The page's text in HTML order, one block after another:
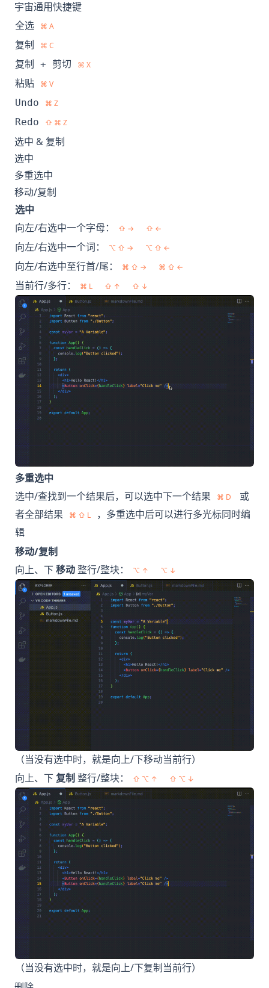
宇宙通用快捷键
全选 ⌘ A
复制 ⌘ C
复制 + 剪切 ⌘ X
粘贴 ⌘ V
Undo ⌘ Z
Redo ⇧ ⌘ Z
选中 & 复制
选中
多重选中
移动/复制
选中
向左/右选中一个字母：
⇧ → ⇧ ←
向左/右选中一个词： ⌥ ⇧ → ⌥ ⇧ ←
向左/右选中至行首/尾： ⌘ ⇧ → ⌘ ⇧ ←
当前行/多行： ⌘ L ⇧ ↑ ⇧ ↓
多重选中
选中/查找到一个结果后，可以选中下一个结果
⌘ D
或
者全部结果
⌘ ⇧ L
，多重选中后可以进行多光标同时编
辑
移动/复制
向上、下移动整行/整块： ⌥ ↑ ⌥ ↓
（当没有选中时，就是向上/下移动当前行）
向上、下复制整行/整块： ⇧ ⌥ ↑ ⇧ ⌥ ↓
（当没有选中时，就是向上/下复制当前行）